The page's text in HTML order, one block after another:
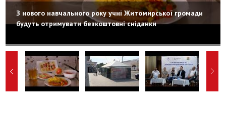
З нового навчального року учні Житомирської громади
будуть отримувати безкоштовні сніданки